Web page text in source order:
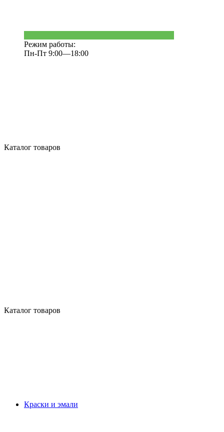
Режим работы:
Пн-Пт 9:00—18:00
Каталог товаров
Каталог товаров
Краски и эмали